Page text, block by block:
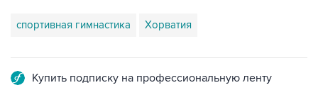
спортивная гимнастика Хорватия
Купить подписку на профессиональную ленту